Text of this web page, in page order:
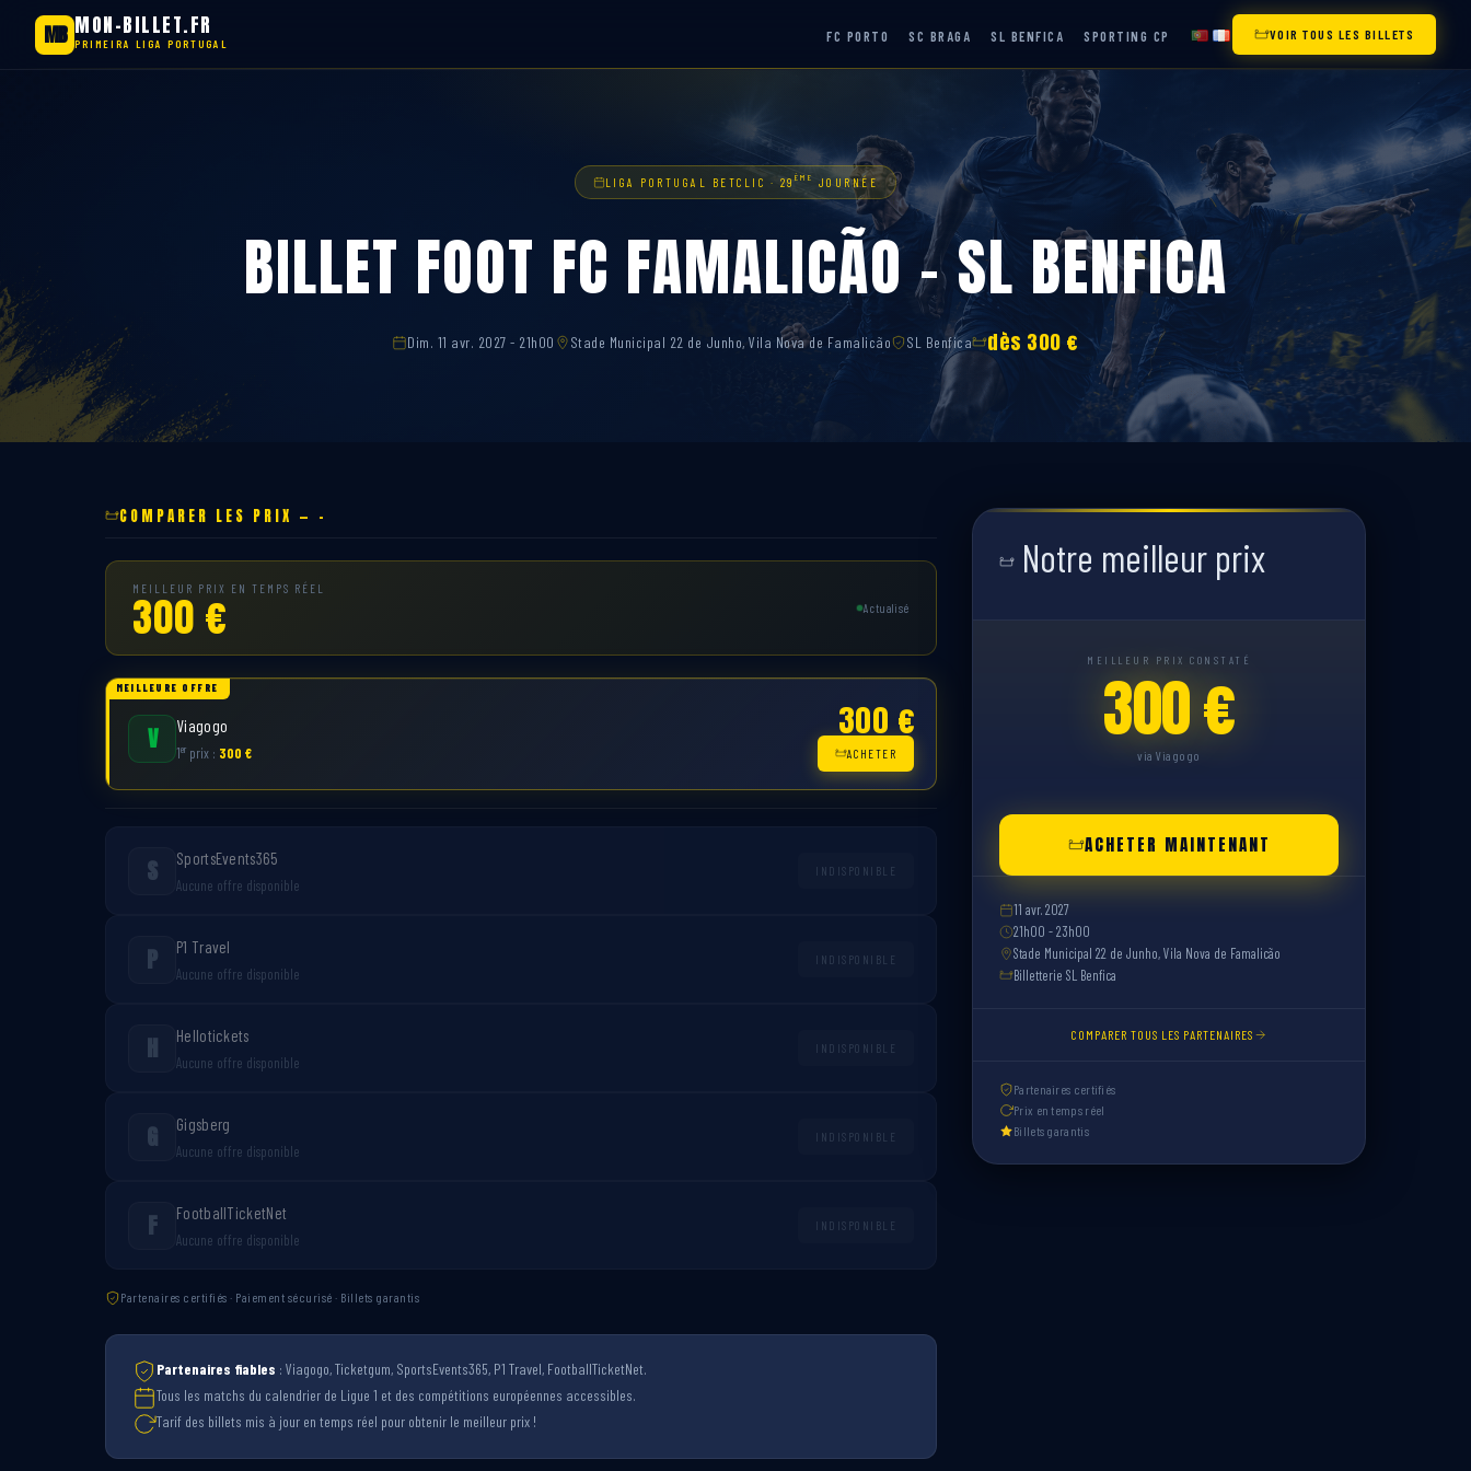
MB MON-BILLET.FR
PRIMEIRA LIGA PORTUGAL FC PORTO SC BRAGA SL BENFICA SPORTING CP VOIR TOUS LES BILLETS
LIGA PORTUGAL BETCLIC · 29 ÈME JOURNÉE
BILLET FOOT FC FAMALICÃO – SL BENFICA
Dim. 11 avr. 2027 - 21h00 Stade Municipal 22 de Junho, Vila Nova de Famalicão SL Benfica dès 300 €
COMPARER LES PRIX — -
MEILLEUR PRIX EN TEMPS RÉEL
300 € Actualisé
MEILLEURE OFFRE
V Viagogo
1er prix : 300 €
300 €
ACHETER
S SportsEvents365
Aucune offre disponible
INDISPONIBLE
P P1 Travel
Aucune offre disponible
INDISPONIBLE
H Hellotickets
Aucune offre disponible
INDISPONIBLE
G Gigsberg
Aucune offre disponible
INDISPONIBLE
F FootballTicketNet
Aucune offre disponible
INDISPONIBLE
Partenaires certifiés · Paiement sécurisé · Billets garantis
Partenaires fiables : Viagogo, Ticketgum, SportsEvents365, P1 Travel, FootballTicketNet.
Tous les matchs du calendrier de Ligue 1 et des compétitions européennes accessibles.
Tarif des billets mis à jour en temps réel pour obtenir le meilleur prix !
Notre meilleur prix
MEILLEUR PRIX CONSTATÉ
300 €
via Viagogo
ACHETER MAINTENANT
11 avr. 2027
21h00 - 23h00
Stade Municipal 22 de Junho, Vila Nova de Famalicão
Billetterie SL Benfica
COMPARER TOUS LES PARTENAIRES
Partenaires certifiés
Prix en temps réel
Billets garantis